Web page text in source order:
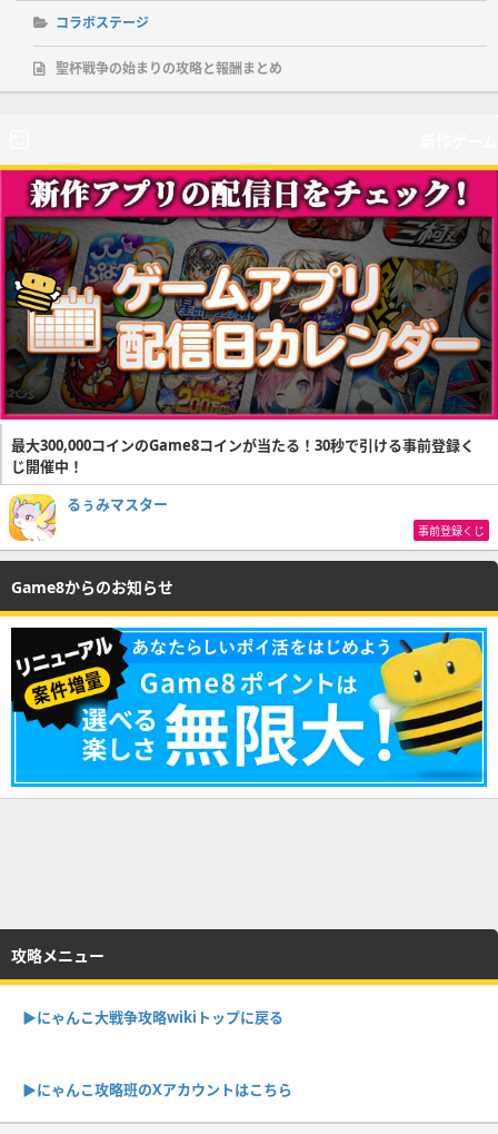
コラボステージ
聖杯戦争の始まりの攻略と報酬まとめ
最大300,000コインのGame8コインが当たる！30秒で引ける事前登録く
じ開催中！
るぅみマスター
事前登録くじ
Game8からのお知らせ
攻略メニュー
▶︎にゃんこ大戦争攻略wikiトップに戻る
▶︎にゃんこ攻略班のXアカウントはこちら